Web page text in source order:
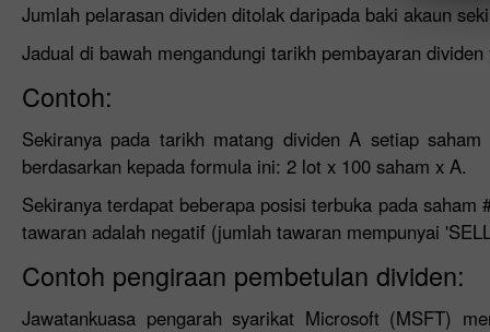
Jumlah pelarasan dividen ditolak daripada baki akaun
Jadual di bawah mengandungi tarikh pembayaran
Contoh:
Sekiranya pada tarikh matang dividen A setiap
berdasarkan kepada formula ini: 2 lot x 100 saham x A.
Sekiranya terdapat beberapa posisi terbuka pada
tawaran adalah negatif (jumlah tawaran mempunyai
Contoh pengiraan pembetulan dividen:
Jawatankuasa pengarah syarikat Microsoft (MSFT)